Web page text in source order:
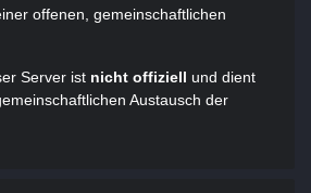
offenen, gemeinschaftlichen
Server ist nicht offiziell und dient
Austausch der